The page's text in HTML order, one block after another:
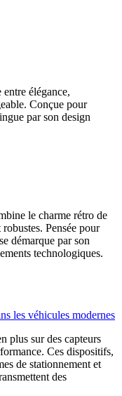
élégance,
Conçue pour
par son design
le charme rétro de
Pensée pour
démarque par son
technologiques.
les véhicules modernes
plus sur des capteurs
Ces dispositifs,
de stationnement et
des